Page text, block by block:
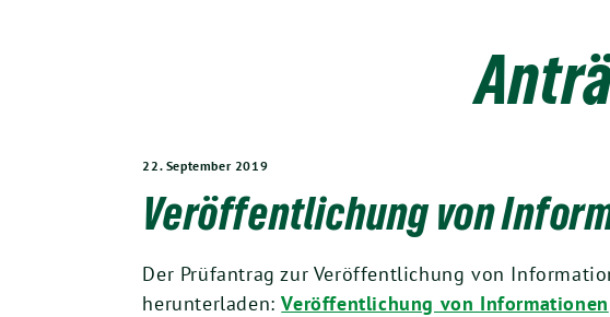
22. September 2019
Veröffentlichung von
Der Prüfantrag zur Veröffentlichung von
herunterladen:Veröffentlichung von Informationen